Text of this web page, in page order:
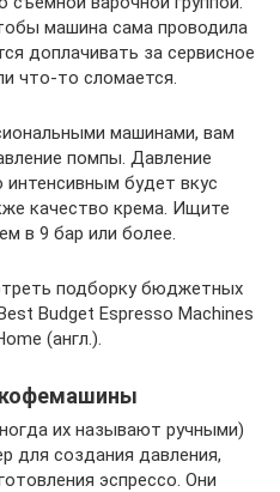
машина сама проводила
доплачивать за сервисное
что-то сломается.
машинами, вам
помпы. Давление
интенсивным будет вкус
качество крема. Ищите
в 9 бар или более.
подборку бюджетных
Budget Espresso Machines
(англ.).
их называют ручными)
для создания давления,
эспрессо. Они